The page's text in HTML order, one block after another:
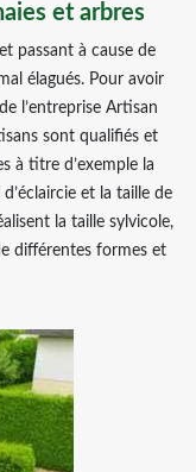
et arbres
passant à cause de
élagués. Pour avoir
l’entreprise Artisan
sont qualifiés et
à titre d’exemple la
et la taille de
la taille sylvicole,
différentes formes et